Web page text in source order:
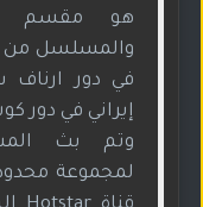
هو مقسم
والمسلسل من
في دور ارناف
إيراني في دور
وتم بث